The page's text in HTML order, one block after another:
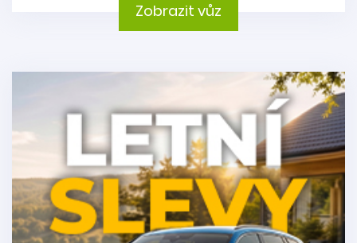
Zobrazit vůz